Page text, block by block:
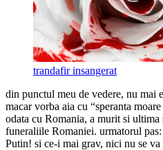
trandafir insangerat
din punctul meu de vedere, nu mai
macar vorba aia cu “speranta
odata cu Romania, a murit si ultima
funeraliile Romaniei. urmatorul
Putin! si ce-i mai grav, nici nu se